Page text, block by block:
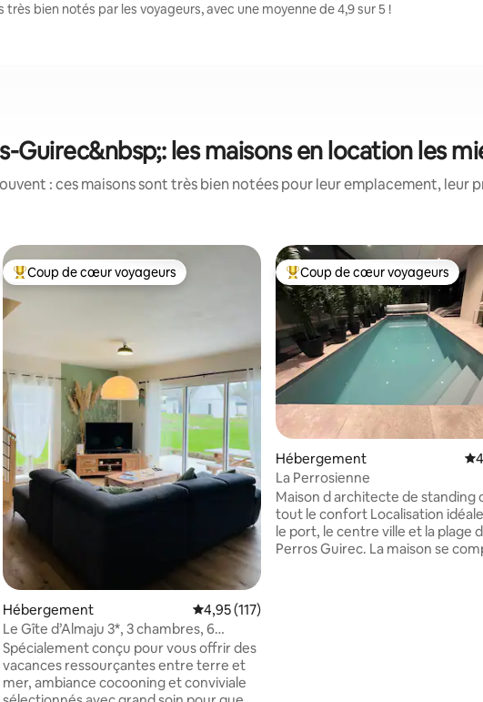
bien notés par les voyageurs, avec une moyenne de 4,9 sur 5 !
Guirec&nbsp;: les maisons en location les
: ces maisons sont très bien notées pour leur emplacement, leur
sur la base de 117 commentaires : 4,94 sur 5
Coups de cœur voyageurs les plus appréciés
Coup de cœur voyageurs
Hébergement Évaluation moyenne sur la base de 117
4,95 (117)
Le Gîte d’Almaju 3*, 3 chambres, 6
personnes/Sauna
Spécialement conçu pour vous offrir des
vacances ressourçantes entre terre et
mer, ambiance cocooning et conviviale
Coups de cœur voyageurs les
Coup de cœur voyageurs
Hébergement
La Perrosienne
Maison d architecte de standing
tout le confort Localisation idéale entre
le port, le centre ville et la plage
Perros Guirec. La maison se compose de